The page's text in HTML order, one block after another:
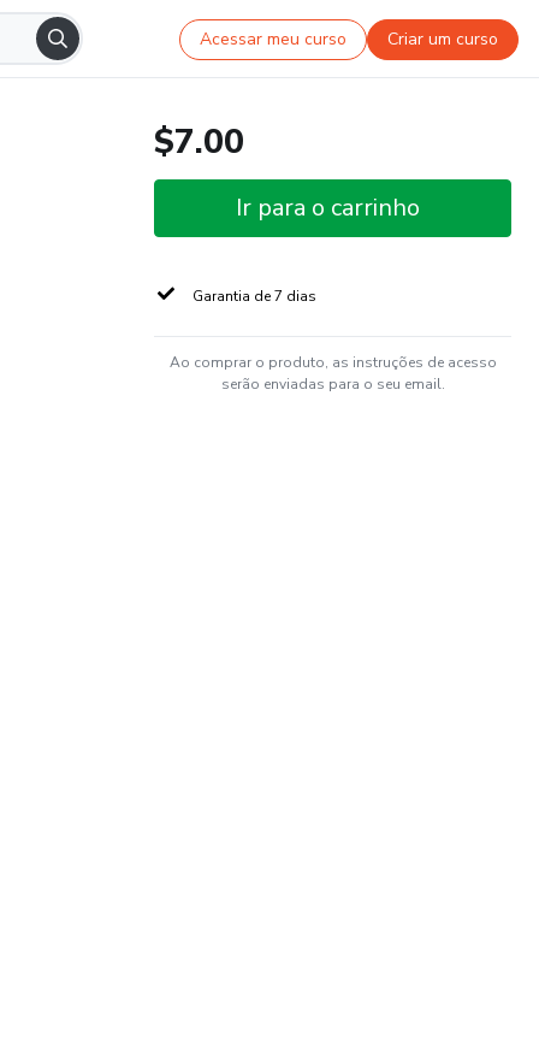
Acessar meu curso Criar um curso
$7.00
Ir para o carrinho
Garantia de 7 dias
Ao comprar o produto, as instruções de acesso
serão enviadas para o seu email.